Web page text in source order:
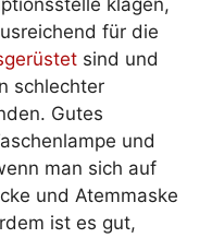
klagen,
für die
sind und
schlechter
Gutes
und
man sich auf
und Atemmaske
ist es gut,